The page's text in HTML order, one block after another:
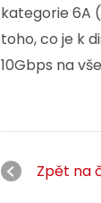
kategorie 6A
toho, co je k
10Gbps na
Zpět na